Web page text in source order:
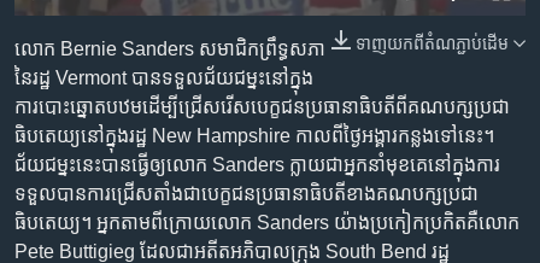
ចូល​
ទៅ​
កាន់​
ទំព័រ​
ស្វែង​
ភាសា
ទាញ​យក​ពី​តំណភ្ជាប់​ដើម
លោក Bernie Sanders សមាជិក​ព្រឹទ្ធសភា​
នៃ​រដ្ឋ Vermont បាន​ទទួល​ជ័យជម្នះ​នៅ​ក្នុង​
ការ​បោះឆ្នោត​បឋម​ដើម្បី​ជ្រើសរើស​បេក្ខជន​ប្រធានាធិបតី​ពី​គណបក្ស​ប្រជា
ធិបតេយ្យ​នៅ​ក្នុង​រដ្ឋ New Hampshire កាល​ពី​ថ្ងៃ​អង្គារ​កន្លង​ទៅ​នេះ។
ជ័យជម្នះ​នេះ​បាន​ធ្វើ​ឲ្យ​លោក Sanders ក្លាយ​ជា​អ្នក​នាំមុខ​គេ​នៅ​ក្នុង​ការ​
ទទួល​បាន​ការ​ជ្រើសតាំង​ជា​បេក្ខជន​ប្រធានាធិបតី​ខាង​គណបក្ស​ប្រជា
ធិបតេយ្យ។ អ្នក​តាម​ពីក្រោយ​លោក Sanders យ៉ាង​ប្រកៀកប្រកិត​គឺ​លោក
Pete Buttigieg ដែល​ជា​អតីត​អភិបាល​ក្រុង South Bend រដ្ឋ